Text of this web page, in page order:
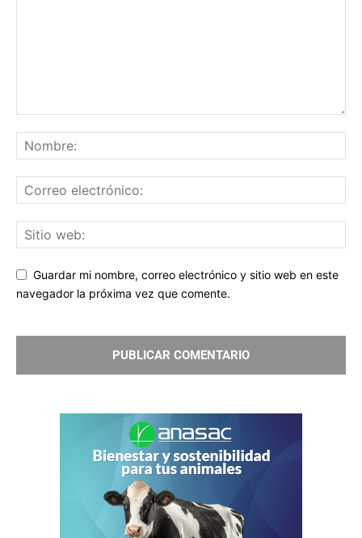
Guardar mi nombre, correo electrónico y sitio web en este
navegador la próxima vez que comente.